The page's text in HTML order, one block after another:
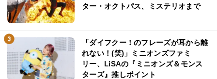
ター・オクトパス、ミステリオまで
「ダイフクー！のフレーズが耳から離
れない！(笑)」ミニオンズファミ
リー、LiSAの『ミニオンズ＆モンス
ターズ』推しポイント